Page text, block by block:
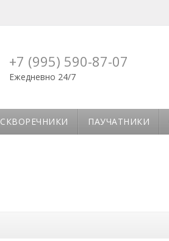
+7 (995) 590-87-07
Ежедневно 24/7
СКВОРЕЧНИКИ ПАУЧАТНИКИ